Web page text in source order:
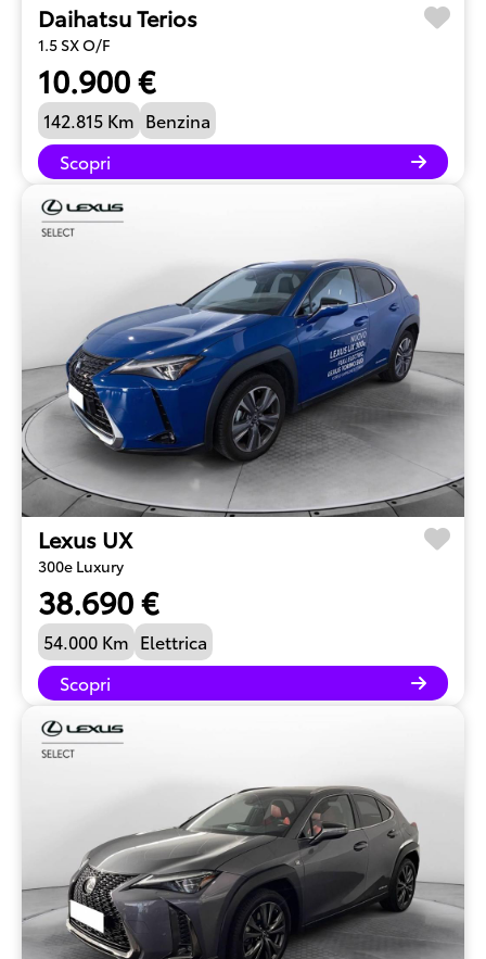
Daihatsu Terios
1.5 SX O/F
10.900 €
142.815 Km Benzina
Scopri
Lexus UX
300e Luxury
38.690 €
54.000 Km Elettrica
Scopri